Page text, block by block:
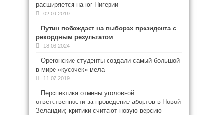
расширяется на юг Нигерии
02.09.2019
Путин побеждает на выборах президента с
рекордным результатом
18.03.2024
Орегонские студенты создали самый большой
в мире «кусочек» мела
11.07.2019
Перспектива отмены уголовной
ответственности за проведение абортов в Новой
Зеландии; критики считают новую версию